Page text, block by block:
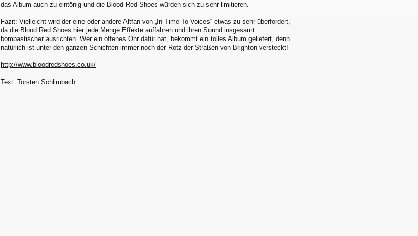
das Album auch zu eintönig und die Blood Red Shoes würden sich zu sehr limitieren.
Fazit: Vielleicht wird der eine oder andere Altfan von „In Time To Voices“ etwas zu sehr überfordert,
da die Blood Red Shoes hier jede Menge Effekte auffahren und ihren Sound insgesamt
bombastischer ausrichten. Wer ein offenes Ohr dafür hat, bekommt ein tolles Album geliefert, denn
natürlich ist unter den ganzen Schichten immer noch der Rotz der Straßen von Brighton versteckt!
http://www.bloodredshoes.co.uk/
Text: Torsten Schlimbach